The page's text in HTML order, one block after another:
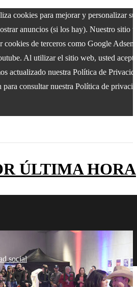
cookies para mejorar y personalizar su
anuncios (si los hay). Nuestro sitio
cookies de terceros como Google
Al utilizar el sitio web, usted
actualizado nuestra Política de
consultar nuestra Política de
ÚLTIMA HORA
social
de la